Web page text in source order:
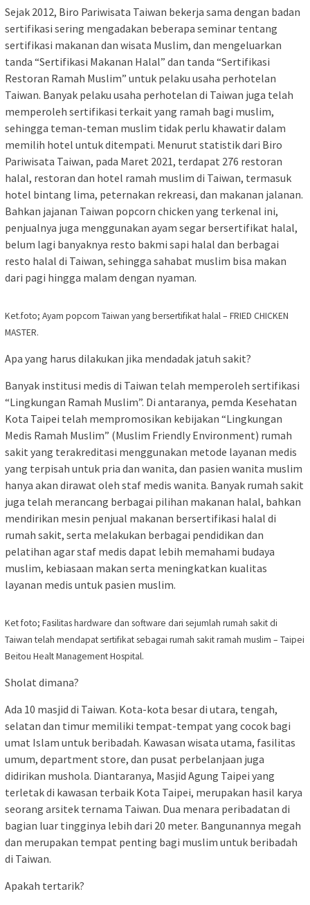
Sejak 2012, Biro Pariwisata Taiwan bekerja sama dengan badan
sertifikasi sering mengadakan beberapa seminar tentang
sertifikasi makanan dan wisata Muslim, dan mengeluarkan
tanda “Sertifikasi Makanan Halal” dan tanda “Sertifikasi
Restoran Ramah Muslim” untuk pelaku usaha perhotelan
Taiwan. Banyak pelaku usaha perhotelan di Taiwan juga telah
memperoleh sertifikasi terkait yang ramah bagi muslim,
sehingga teman-teman muslim tidak perlu khawatir dalam
memilih hotel untuk ditempati. Menurut statistik dari Biro
Pariwisata Taiwan, pada Maret 2021, terdapat 276 restoran
halal, restoran dan hotel ramah muslim di Taiwan, termasuk
hotel bintang lima, peternakan rekreasi, dan makanan jalanan.
Bahkan jajanan Taiwan popcorn chicken yang terkenal ini,
penjualnya juga menggunakan ayam segar bersertifikat halal,
belum lagi banyaknya resto bakmi sapi halal dan berbagai
resto halal di Taiwan, sehingga sahabat muslim bisa makan
dari pagi hingga malam dengan nyaman.
Ket.foto; Ayam popcorn Taiwan yang bersertifikat halal – FRIED CHICKEN
MASTER.
Apa yang harus dilakukan jika mendadak jatuh sakit?
Banyak institusi medis di Taiwan telah memperoleh sertifikasi
“Lingkungan Ramah Muslim”. Di antaranya, pemda Kesehatan
Kota Taipei telah mempromosikan kebijakan “Lingkungan
Medis Ramah Muslim” (Muslim Friendly Environment) rumah
sakit yang terakreditasi menggunakan metode layanan medis
yang terpisah untuk pria dan wanita, dan pasien wanita muslim
hanya akan dirawat oleh staf medis wanita. Banyak rumah sakit
juga telah merancang berbagai pilihan makanan halal, bahkan
mendirikan mesin penjual makanan bersertifikasi halal di
rumah sakit, serta melakukan berbagai pendidikan dan
pelatihan agar staf medis dapat lebih memahami budaya
muslim, kebiasaan makan serta meningkatkan kualitas
layanan medis untuk pasien muslim.
Ket foto; Fasilitas hardware dan software dari sejumlah rumah sakit di
Taiwan telah mendapat sertifikat sebagai rumah sakit ramah muslim – Taipei
Beitou Healt Management Hospital.
Sholat dimana?
Ada 10 masjid di Taiwan. Kota-kota besar di utara, tengah,
selatan dan timur memiliki tempat-tempat yang cocok bagi
umat Islam untuk beribadah. Kawasan wisata utama, fasilitas
umum, department store, dan pusat perbelanjaan juga
didirikan mushola. Diantaranya, Masjid Agung Taipei yang
terletak di kawasan terbaik Kota Taipei, merupakan hasil karya
seorang arsitek ternama Taiwan. Dua menara peribadatan di
bagian luar tingginya lebih dari 20 meter. Bangunannya megah
dan merupakan tempat penting bagi muslim untuk beribadah
di Taiwan.
Apakah tertarik?